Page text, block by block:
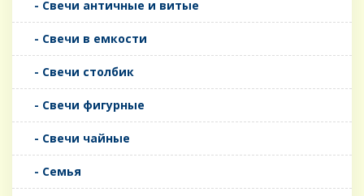
- Свечи античные и витые
- Свечи в емкости
- Свечи столбик
- Свечи фигурные
- Свечи чайные
- Семья